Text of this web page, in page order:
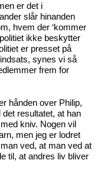
er det i
slår hinanden
hvem der ‘kommer
ikke beskytter
er presset på
synes vi så
frem for
hånden over Philip,
resultatet, at han
kniv. Nogen vil
men jeg er lodret
ved, at man ved at
til, at andres liv bliver